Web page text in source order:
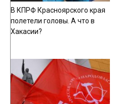
В КПРФ Красноярского края
полетели головы. А что в
Хакасии?